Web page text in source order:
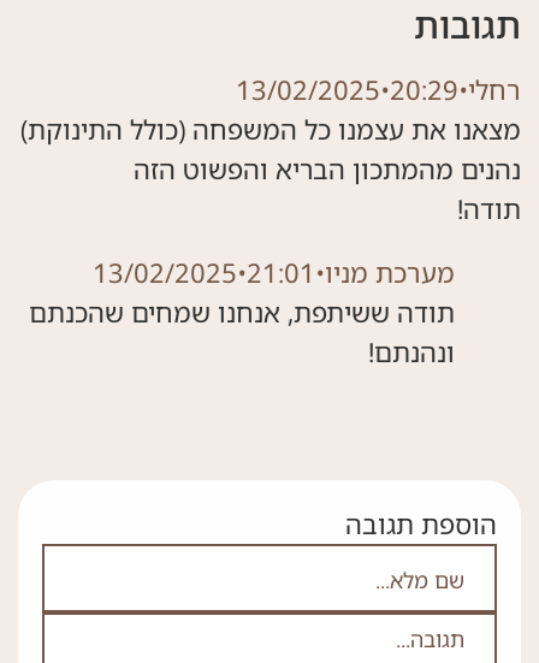
תגובות
רחלי•
20:29
•
13/02/2025
מצאנו את עצמנו כל המשפחה (כולל התינוקת)
תודה!
מערכת מניו•
21:01
•
13/02/2025
תודה ששיתפת, אנחנו שמחים שהכנתם
ונהנתם!
אם אתה לא רובוט אל תמלא את השדה הזה
הוספת תגובה
שם מלא
תגובה*